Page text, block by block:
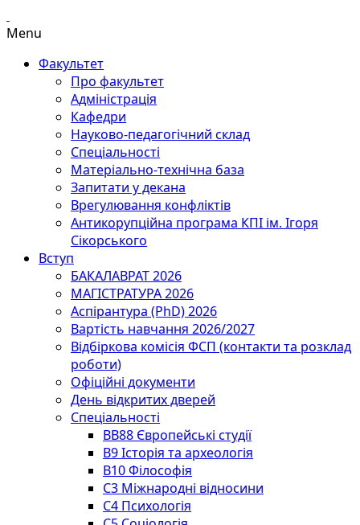
Menu
Факультет
Про факультет
Адміністрація
Кафедри
Науково-педагогічний склад
Спеціальності
Матеріально-технічна база
Запитати у декана
Врегулювання конфліктів
Антикорупційна програма КПІ ім. Ігоря
Сікорського
Вступ
БАКАЛАВРАТ 2026
МАГІСТРАТУРА 2026
Аспірантура (PhD) 2026
Вартість навчання 2026/2027
Відбіркова комісія ФСП (контакти та розклад
роботи)
Офіційні документи
День відкритих дверей
Спеціальності
BВ88 Європейські студії
B9 Історія та археологія
B10 Філософія
C3 Міжнародні відносини
C4 Психологія